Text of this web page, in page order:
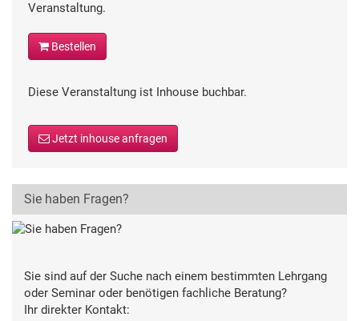
Veranstaltung.
Bestellen
Diese Veranstaltung ist Inhouse buchbar.
Jetzt inhouse anfragen
Sie haben Fragen?
Sie sind auf der Suche nach einem bestimmten Lehrgang
oder Seminar oder benötigen fachliche Beratung?
Ihr direkter Kontakt: